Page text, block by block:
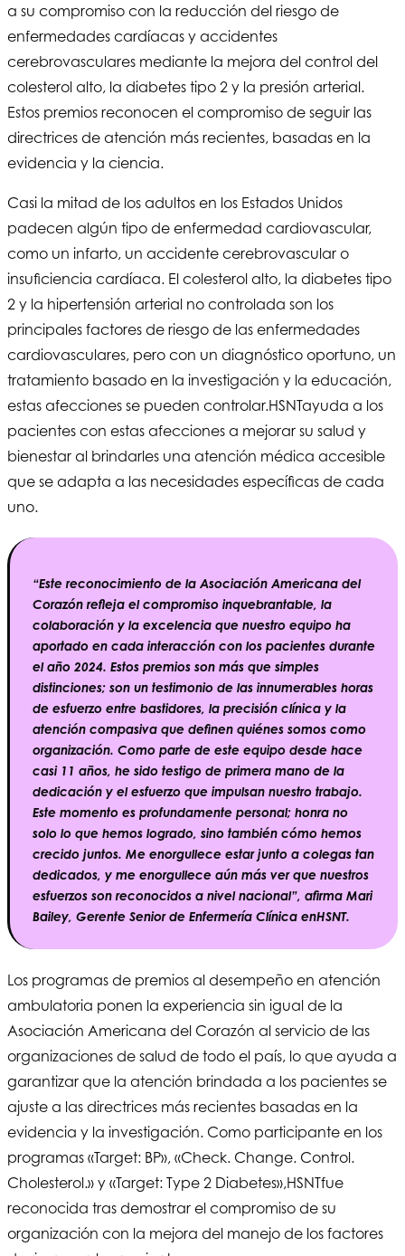
a su compromiso con la reducción del riesgo de
enfermedades cardíacas y accidentes
cerebrovasculares mediante la mejora del control del
colesterol alto, la diabetes tipo 2 y la presión arterial.
Estos premios reconocen el compromiso de seguir las
directrices de atención más recientes, basadas en la
evidencia y la ciencia.
Casi la mitad de los adultos en los Estados Unidos
padecen algún tipo de enfermedad cardiovascular,
como un infarto, un accidente cerebrovascular o
insuficiencia cardíaca. El colesterol alto, la diabetes tipo
2 y la hipertensión arterial no controlada son los
principales factores de riesgo de las enfermedades
cardiovasculares, pero con un diagnóstico oportuno, un
tratamiento basado en la investigación y la educación,
estas afecciones se pueden controlar.HSNTayuda a los
pacientes con estas afecciones a mejorar su salud y
bienestar al brindarles una atención médica accesible
que se adapta a las necesidades específicas de cada
uno.
“Este reconocimiento de la Asociación Americana del
Corazón refleja el compromiso inquebrantable, la
colaboración y la excelencia que nuestro equipo ha
aportado en cada interacción con los pacientes durante
el año 2024. Estos premios son más que simples
distinciones; son un testimonio de las innumerables horas
de esfuerzo entre bastidores, la precisión clínica y la
atención compasiva que definen quiénes somos como
organización. Como parte de este equipo desde hace
casi 11 años, he sido testigo de primera mano de la
dedicación y el esfuerzo que impulsan nuestro trabajo.
Este momento es profundamente personal; honra no
solo lo que hemos logrado, sino también cómo hemos
crecido juntos. Me enorgullece estar junto a colegas tan
dedicados, y me enorgullece aún más ver que nuestros
esfuerzos son reconocidos a nivel nacional”, afirma Mari
Bailey, Gerente Senior de Enfermería Clínica enHSNT.
Los programas de premios al desempeño en atención
ambulatoria ponen la experiencia sin igual de la
Asociación Americana del Corazón al servicio de las
organizaciones de salud de todo el país, lo que ayuda a
garantizar que la atención brindada a los pacientes se
ajuste a las directrices más recientes basadas en la
evidencia y la investigación. Como participante en los
programas «Target: BP», «Check. Change. Control.
Cholesterol.» y «Target: Type 2 Diabetes»,HSNTfue
reconocida tras demostrar el compromiso de su
organización con la mejora del manejo de los factores